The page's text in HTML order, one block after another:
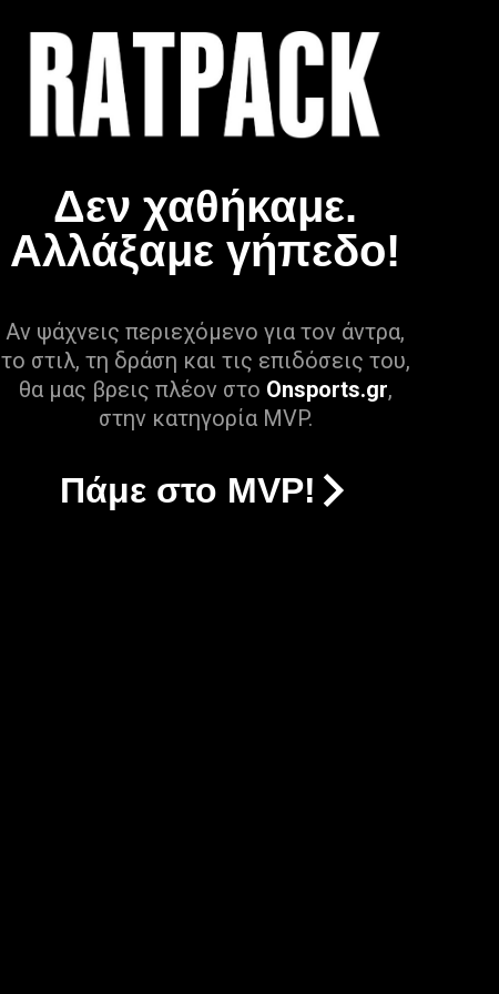
Δεν χαθήκαμε.
Αλλάξαμε γήπεδο!
Αν ψάχνεις περιεχόμενο για τον άντρα,
το στιλ, τη δράση και τις επιδόσεις του,
θα μας βρεις πλέον στο Onsports.gr,
στην κατηγορία MVP.
Πάμε στο MVP!